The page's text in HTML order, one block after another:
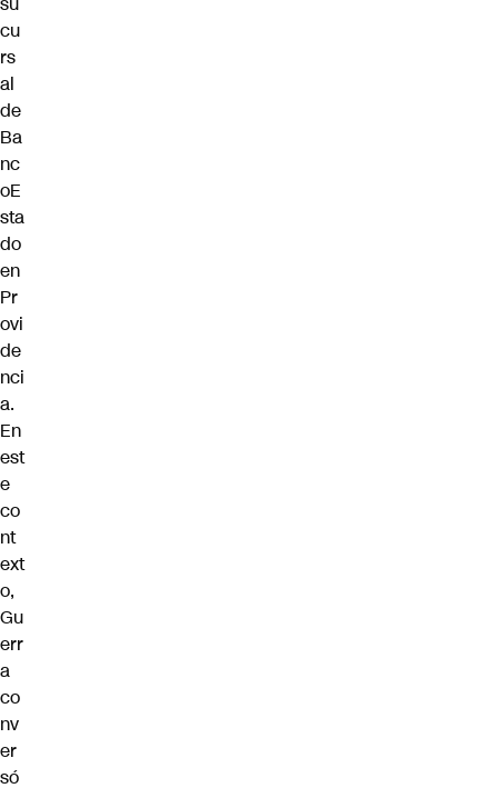
cu
rs
al
de
Ba
nc
oE
sta
do
en
Pr
ovi
de
nci
a.
En
est
e
co
nt
ext
o,
Gu
err
a
co
nv
er
só